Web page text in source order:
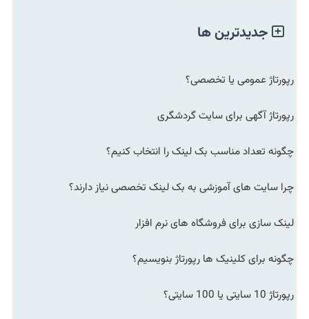
جدیدترین ها
رپورتاژ عمومی یا تخصصی؟
رپورتاژ آگهی برای سایت گردشگری
چگونه تعداد مناسب بک لینک را انتخاب کنیم؟
چرا سایت های آموزشی به بک لینک تخصصی نیاز دارند؟
لینک سازی برای فروشگاه های نرم افزار
چگونه برای کلینیک ها رپورتاژ بنویسیم؟
رپورتاژ 10 سایتی یا 100 سایتی؟